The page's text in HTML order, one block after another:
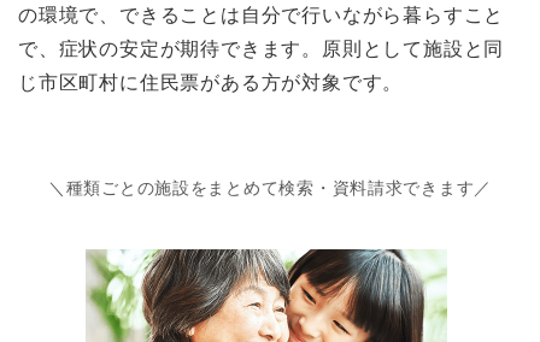
の環境で、できることは自分で行いながら暮らすこと
で、症状の安定が期待できます。原則として施設と同
じ市区町村に住民票がある方が対象です。
＼種類ごとの施設をまとめて検索・資料請求できます／